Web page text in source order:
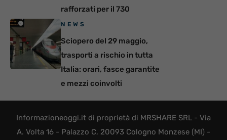
rafforzati per il 730
NEWS
Sciopero del 29 maggio,
trasporti a rischio in tutta
Italia: orari, fasce garantite
e mezzi coinvolti
Informazioneoggi.it di proprietà di MRSHARE SRL - Via
A. Volta 16 - Palazzo C, 20093 Cologno Monzese (MI) -